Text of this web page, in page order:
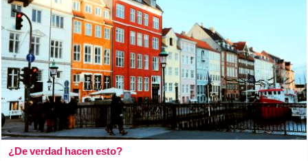
¿De verdad hacen esto?